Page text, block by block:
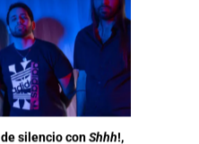
silencio conShhh!,